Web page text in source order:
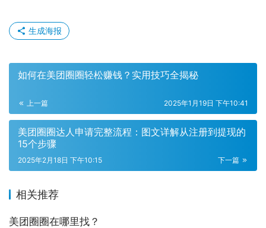
生成海报
如何在美团圈圈轻松赚钱？实用技巧全揭秘
上一篇 2025年1月19日 下午10:41
美团圈圈达人申请完整流程：图文详解从注册到提现的
15个步骤
下一篇
2025年2月18日 下午10:15
相关推荐
美团圈圈在哪里找？